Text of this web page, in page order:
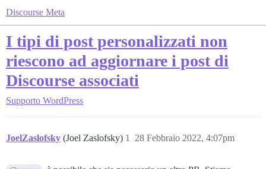
Discourse Meta
I tipi di post personalizzati non
riescono ad aggiornare i post di
Discourse associati
Supporto WordPress
JoelZaslofsky (Joel Zaslofsky) 28 Febbraio 2022, 4:07pm
1